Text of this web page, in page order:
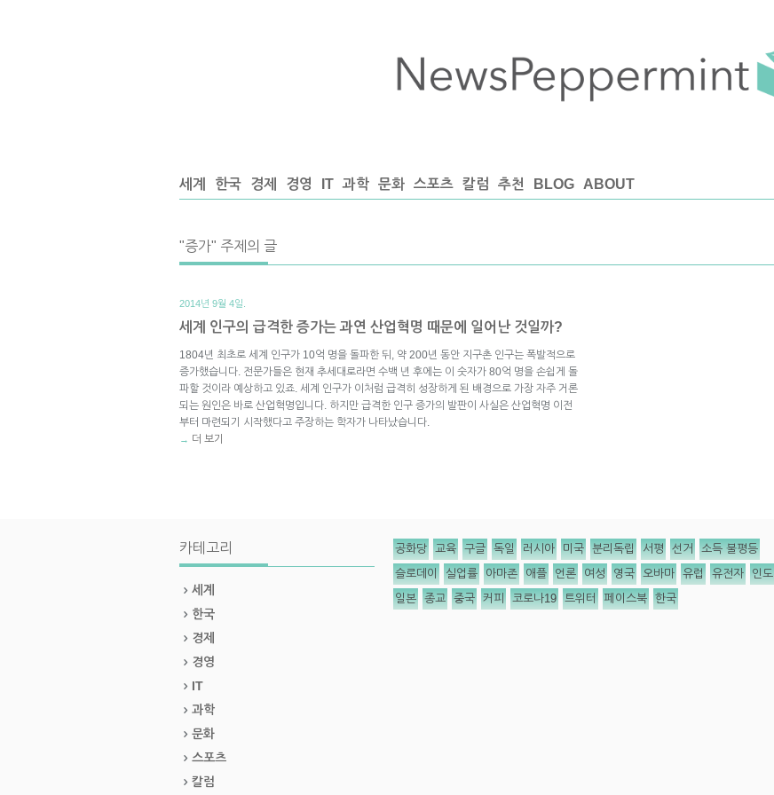
세계 한국 경제 경영 IT 과학 문화 스포츠 칼럼 추천 BLOG ABOUT
"증가" 주제의 글
2014년 9월 4일.
세계 인구의 급격한 증가는 과연 산업혁명 때문에 일어난 것일까?
1804년 최초로 세계 인구가 10억 명을 돌파한 뒤, 약 200년 동안 지구촌 인구는 폭발적으로
증가했습니다. 전문가들은 현재 추세대로라면 수백 년 후에는 이 숫자가 80억 명을 손쉽게 돌
파할 것이라 예상하고 있죠. 세계 인구가 이처럼 급격히 성장하게 된 배경으로 가장 자주 거론
되는 원인은 바로 산업혁명입니다. 하지만 급격한 인구 증가의 발판이 사실은 산업혁명 이전
부터 마련되기 시작했다고 주장하는 학자가 나타났습니다.
→ 더 보기
카테고리
세계
한국
경제
경영
IT
과학
문화
스포츠
칼럼
공화당 교육 구글 독일 러시아 미국 분리독립 서평 선거 소득 불평등
슬로데이 실업률 아마존 애플 언론 여성 영국 오바마 유럽 유전자 인도
일본 종교 중국 커피 코로나19 트위터 페이스북 한국